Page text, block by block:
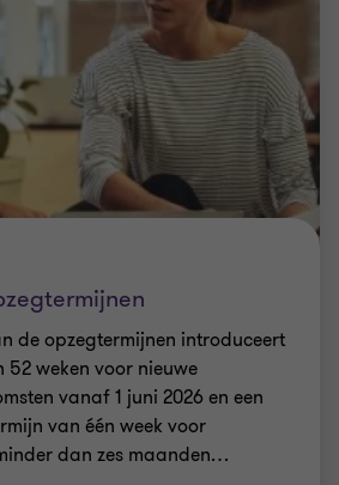
de opzegtermijnen introduceert
52 weken voor nieuwe
vanaf 1 juni 2026 en een
van één week voor
dan zes maanden…